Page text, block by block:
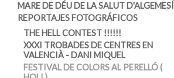
BABALU SWING BAND
THE EXCITEMENTS
BOTIFARRA A BANDA
DAVID PASTOR
D'ÒSCAR BRIZ RETROSPECTIVA
ENTRE AMICS
MARE DE DÉU DE LA SALUT D'ALGEMESÍ
MARE DE DÉU DE LA SALUT
D'ALGEMESÍ 2025
MARE DE DÉU DE LA SALUT
D'ALGEMESÍ 2024
MARE DE DÉU DE LA SALUT
D'ALGEMESÍ 2022
REPORTAJES FOTOGRÁFICOS
THE HELL CONTEST !!!!!!
XXXI TROBADES DE CENTRES EN
VALENCIÀ - DANI MIQUEL
FESTIVAL DE COLORS AL PERELLÓ (